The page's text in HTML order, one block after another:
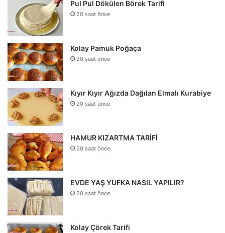
Pul Pul Dökülen Börek Tarifi
20 saat önce
Kolay Pamuk Poğaça
20 saat önce
Kıyır Kıyır Ağızda Dağılan Elmalı Kurabiye
20 saat önce
HAMUR KIZARTMA TARİFİ
20 saat önce
EVDE YAŞ YUFKA NASIL YAPILIR?
20 saat önce
Kolay Çörek Tarifi